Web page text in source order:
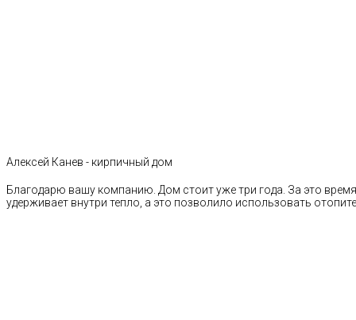
Алексей Канев - кирпичный дом
Благодарю вашу компанию. Дом стоит уже три года. За это
удерживает внутри тепло, а это позволило использовать